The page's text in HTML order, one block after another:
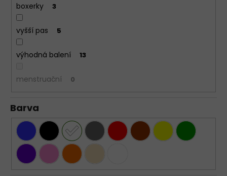
boxerky 3
vyšší pas 5
výhodná balení 13
menstruační 0
Barva